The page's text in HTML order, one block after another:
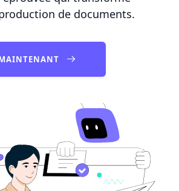
de documents.